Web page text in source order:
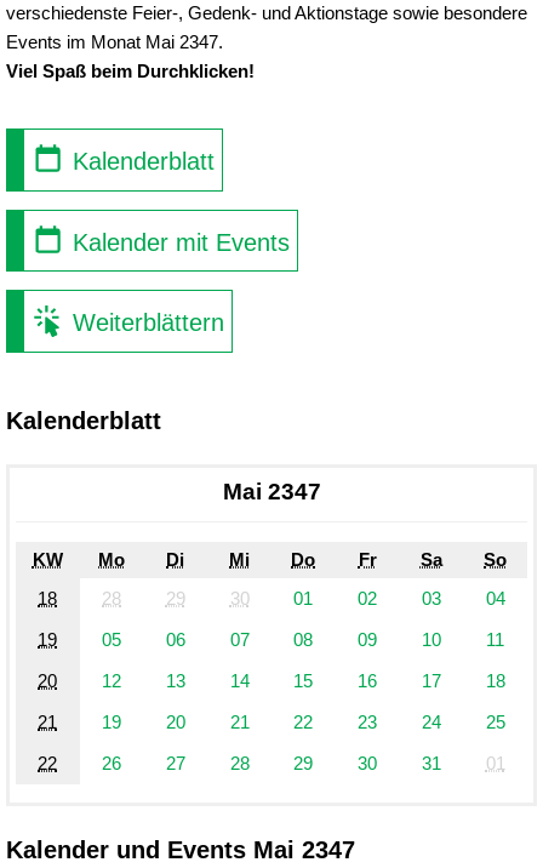
verschiedenste Feier-, Gedenk- und Aktionstage sowie besondere
Events im Monat Mai 2347.
Viel Spaß beim Durchklicken!
Kalenderblatt
Kalender mit Events
Weiterblättern
Kalenderblatt
Mai 2347
KW Mo Di Mi Do Fr Sa
So
18
28 29 30 01 02 03
04
19
05 06 07 08 09 10
11
20
12 13 14 15 16 17
18
21
19 20 21 22 23 24
25
22
26 27 28 29 30 31 01
Kalender und Events Mai 2347